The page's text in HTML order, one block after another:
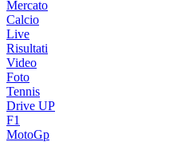
Mercato
Calcio
Live
Risultati
Video
Foto
Tennis
Drive UP
F1
MotoGp